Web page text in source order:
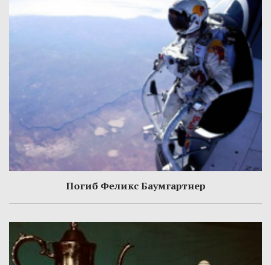
Погиб Феликс Баумгартнер